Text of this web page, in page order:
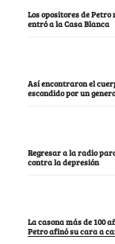
Los opositores de
entró a la Casa Blanca
Así encontraron el
escondido por un
Regresar a la radio
contra la depresión
La casona más de 100
Petro afinó su cara a